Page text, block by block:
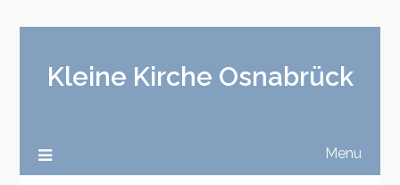
Kleine Kirche Osnabrück
Menu